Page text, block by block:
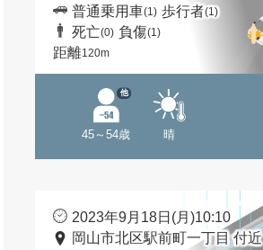
普通乗用車(1) 歩行者(1)
死亡(0) 負傷(1)
距離120m
45～54歳
他
晴
2023年9月18日(月)10:10
岡山市北区駅前町一丁目 付近